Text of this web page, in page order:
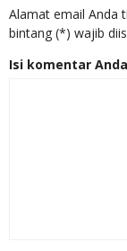
Alamat email Anda
bintang (*) wajib
Isi komentar Anda